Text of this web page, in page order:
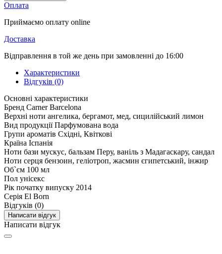
Оплата
Приймаємо оплату online
Доставка
Відправлення в той же день при замовленні до 16:00
Характеристики
Відгуків (0)
Основні характеристики
Бренд Carner Barcelona
Верхні ноти ангелика, бергамот, мед, сицилійський лимон
Вид продукції Парфумована вода
Групи ароматів Східні, Квіткові
Країна Іспанія
Ноти бази мускус, бальзам Перу, ваніль з Мадагаскару, сандал
Ноти серця бензоин, геліотроп, жасмин єгипетський, інжир
Об`єм 100 мл
Пол унісекс
Рік початку випуску 2014
Серія El Born
Відгуків (0)
Написати відгук
Написати відгук